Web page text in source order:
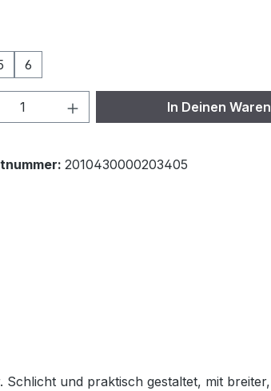
6
Anzahl: Gib denIn Deinen
2010430000203405
Schlicht und praktisch gestaltet, mit